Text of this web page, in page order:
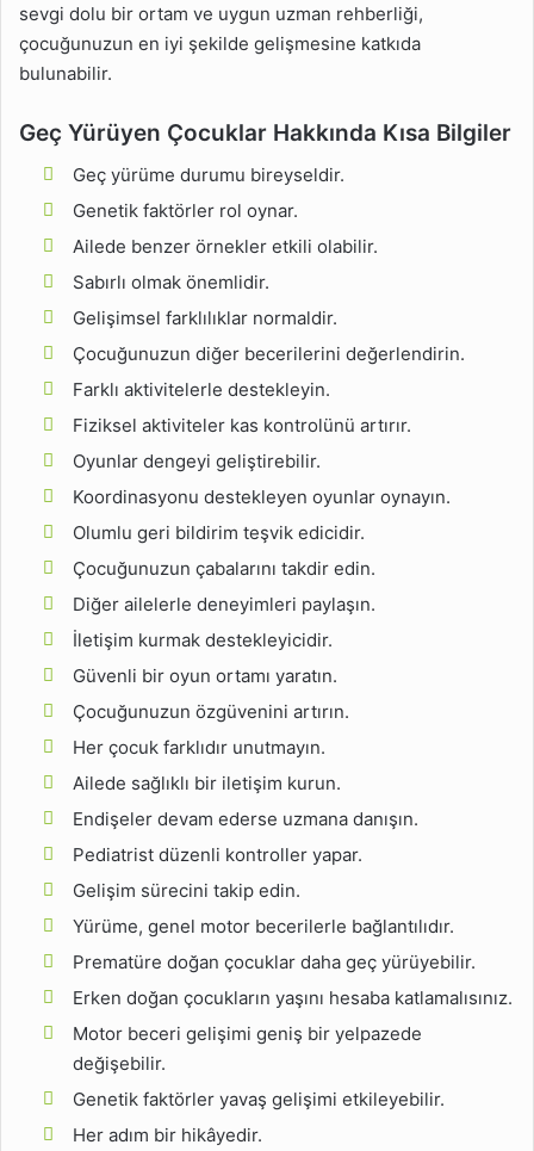
sevgi dolu bir ortam ve uygun uzman rehberliği,
çocuğunuzun en iyi şekilde gelişmesine katkıda
bulunabilir.
Geç Yürüyen Çocuklar Hakkında Kısa Bilgiler
Geç yürüme durumu bireyseldir.
Genetik faktörler rol oynar.
Ailede benzer örnekler etkili olabilir.
Sabırlı olmak önemlidir.
Gelişimsel farklılıklar normaldir.
Çocuğunuzun diğer becerilerini değerlendirin.
Farklı aktivitelerle destekleyin.
Fiziksel aktiviteler kas kontrolünü artırır.
Oyunlar dengeyi geliştirebilir.
Koordinasyonu destekleyen oyunlar oynayın.
Olumlu geri bildirim teşvik edicidir.
Çocuğunuzun çabalarını takdir edin.
Diğer ailelerle deneyimleri paylaşın.
İletişim kurmak destekleyicidir.
Güvenli bir oyun ortamı yaratın.
Çocuğunuzun özgüvenini artırın.
Her çocuk farklıdır unutmayın.
Ailede sağlıklı bir iletişim kurun.
Endişeler devam ederse uzmana danışın.
Pediatrist düzenli kontroller yapar.
Gelişim sürecini takip edin.
Yürüme, genel motor becerilerle bağlantılıdır.
Prematüre doğan çocuklar daha geç yürüyebilir.
Erken doğan çocukların yaşını hesaba katlamalısınız.
Motor beceri gelişimi geniş bir yelpazede
değişebilir.
Genetik faktörler yavaş gelişimi etkileyebilir.
Her adım bir hikâyedir.